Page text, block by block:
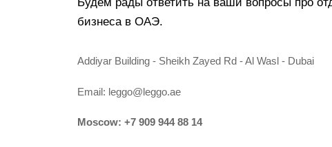
бизнеса в ОАЭ.
Addiyar Building - Sheikh Zayed Rd - Al Wasl - Dubai
Email: leggo@leggo.ae
Moscow: +7 909 944 88 14